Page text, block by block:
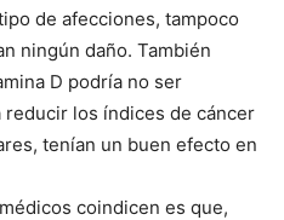
de afecciones, tampoco
ningún daño. También
D podría no ser
los índices de cáncer
tenían un buen efecto en
coindicen es que,